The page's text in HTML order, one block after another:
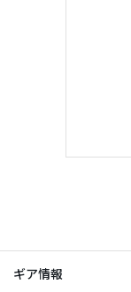
ギア情報